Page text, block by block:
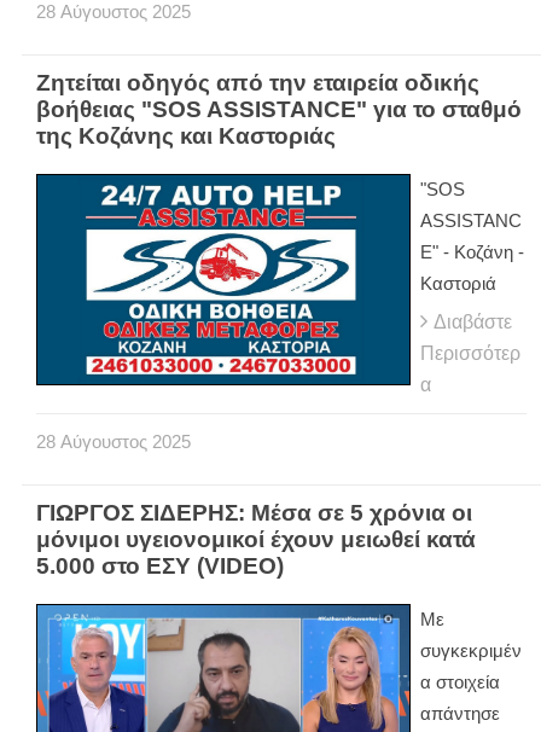
28 Αύγουστος 2025
Ζητείται οδηγός από την εταιρεία οδικής
βοήθειας "SOS ASSISTANCE" για το σταθμό
της Κοζάνης και Καστοριάς
"SOS
ASSISTANC
E" - Κοζάνη -
Καστοριά
Διαβάστε
Περισσότερ
α
28 Αύγουστος 2025
ΓΙΩΡΓΟΣ ΣΙΔΕΡΗΣ: Μέσα σε 5 χρόνια οι
μόνιμοι υγειονομικοί έχουν μειωθεί κατά
5.000 στο ΕΣΥ (VIDEO)
Με
συγκεκριμέν
α στοιχεία
απάντησε